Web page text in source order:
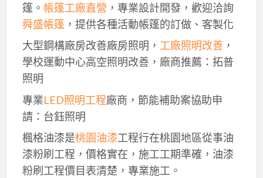
篷。 帳篷工廠直營 ，專業設計開發，歡迎洽詢
舜盛帳篷，提供各種活動帳篷的訂做、客製化
大型鋼構廠房改善廠房照明， 工廠照明改善，
學校運動中心高空照明改善，廠商推薦：拓普
照明
專業LED照明工程廠商，節能補助案協助申
請：台鈺照明
楓格油漆是桃園油漆工程行在桃園地區從事油
漆粉刷工程，價格實在，施工工期準確，油漆
粉刷工程價目表清楚，專業施工。